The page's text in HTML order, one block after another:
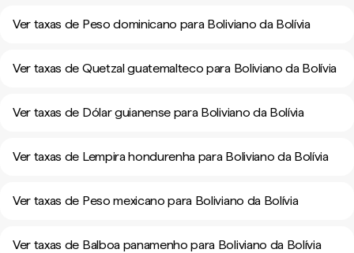
Ver taxas de Peso dominicano para Boliviano da Bolívia
Ver taxas de Quetzal guatemalteco para Boliviano da Bolívia
Ver taxas de Dólar guianense para Boliviano da Bolívia
Ver taxas de Lempira hondurenha para Boliviano da Bolívia
Ver taxas de Peso mexicano para Boliviano da Bolívia
Ver taxas de Balboa panamenho para Boliviano da Bolívia